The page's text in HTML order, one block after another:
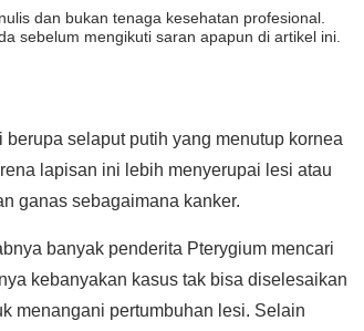
dan bukan tenaga kesehatan profesional.
sebelum mengikuti saran apapun di artikel ini.
selaput putih yang menutup kornea
lapisan ini lebih menyerupai lesi atau
ganas sebagaimana kanker.
banyak penderita Pterygium mencari
kebanyakan kasus tak bisa diselesaikan
menangani pertumbuhan lesi. Selain